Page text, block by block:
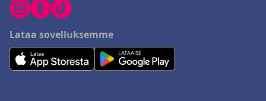
Lataa sovelluksemme